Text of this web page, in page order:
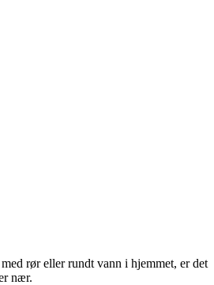
rør eller rundt vann i hjemmet, er det
nær.